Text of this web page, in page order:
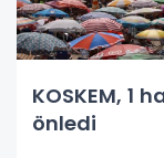
KOSKEM, 1
önledi